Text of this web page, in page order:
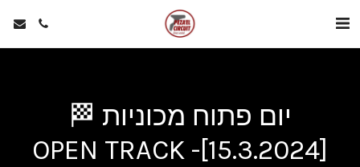
יום פתוח מכוניות 🏁
[15.3.2024]- OPEN TRACK